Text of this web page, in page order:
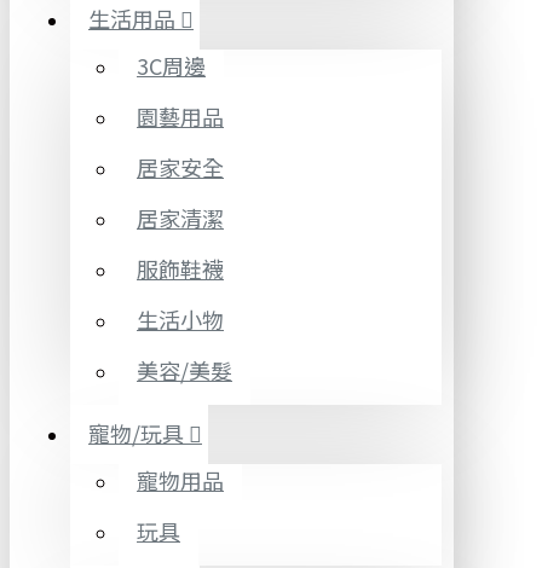
生活用品
3C周邊
園藝用品
居家安全
居家清潔
服飾鞋襪
生活小物
美容/美髮
寵物/玩具
寵物用品
玩具